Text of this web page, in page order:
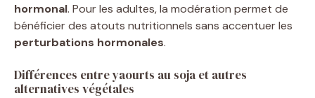
hormonal. Pour les adultes, la modération permet de
bénéficier des atouts nutritionnels sans accentuer les
perturbations hormonales.
Différences entre yaourts au soja et autres
alternatives végétales